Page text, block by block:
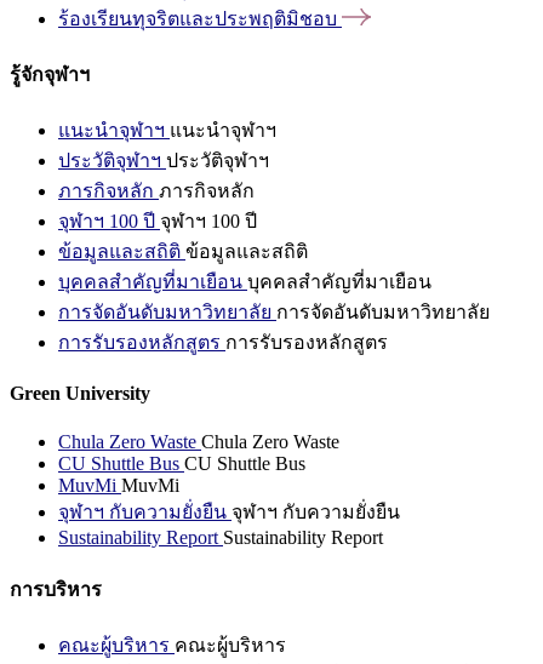
ร้องเรียนทุจริตและประพฤติมิชอบ
รู้จักจุฬาฯ
แนะนำจุฬาฯ แนะนำจุฬาฯ
ประวัติจุฬาฯ ประวัติจุฬาฯ
ภารกิจหลัก ภารกิจหลัก
จุฬาฯ 100 ปี จุฬาฯ 100 ปี
ข้อมูลและสถิติ ข้อมูลและสถิติ
บุคคลสำคัญที่มาเยือน บุคคลสำคัญที่มาเยือน
การจัดอันดับมหาวิทยาลัย การจัดอันดับมหาวิทยาลัย
การรับรองหลักสูตร การรับรองหลักสูตร
Green University
Chula Zero Waste Chula Zero Waste
CU Shuttle Bus CU Shuttle Bus
MuvMi MuvMi
จุฬาฯ กับความยั่งยืน จุฬาฯ กับความยั่งยืน
Sustainability Report Sustainability Report
การบริหาร
คณะผู้บริหาร คณะผู้บริหาร